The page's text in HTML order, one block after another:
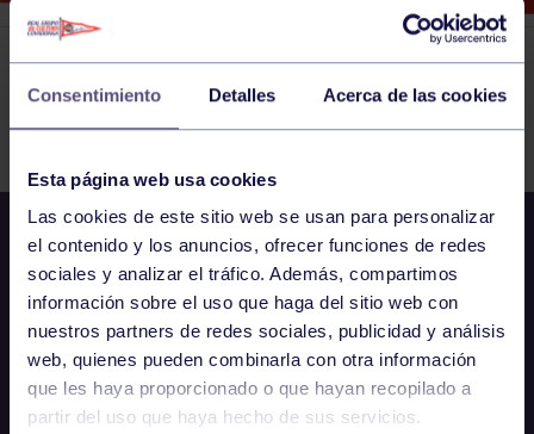
Consentimiento Detalles Acerca de las cookies
Esta página web usa cookies
Las cookies de este sitio web se usan para personalizar
el contenido y los anuncios, ofrecer funciones de redes
sociales y analizar el tráfico. Además, compartimos
información sobre el uso que haga del sitio web con
nuestros partners de redes sociales, publicidad y análisis
web, quienes pueden combinarla con otra información
que les haya proporcionado o que hayan recopilado a
partir del uso que haya hecho de sus servicios.
Comparte